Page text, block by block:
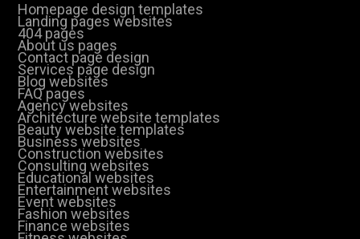
Homepage design templates
Landing pages websites
404 pages
About us pages
Contact page design
Services page design
Blog websites
FAQ pages
Agency websites
Architecture website templates
Beauty website templates
Business websites
Construction websites
Consulting websites
Educational websites
Entertainment websites
Event websites
Fashion websites
Finance websites